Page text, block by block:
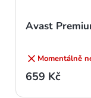
Avast
Momentálně
659 Kč